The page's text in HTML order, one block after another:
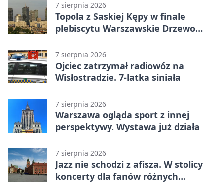
7 sierpnia 2026
Topola z Saskiej Kępy w finale
plebiscytu Warszawskie Drzewo
7 sierpnia 2026
Ojciec zatrzymał radiowóz na
Wisłostradzie. 7-latka siniała
7 sierpnia 2026
Warszawa ogląda sport z innej
perspektywy. Wystawa już działa
7 sierpnia 2026
Jazz nie schodzi z afisza. W stolicy
koncerty dla fanów różnych